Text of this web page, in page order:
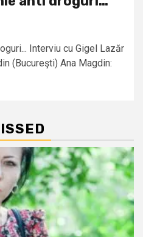
Interviu cu Gigel Lazăr
(Bucureşti) Ana Magdin: